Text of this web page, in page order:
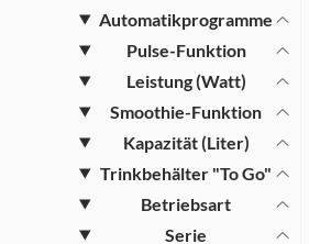
Automatikprogramme
Pulse-Funktion
Leistung (Watt)
Smoothie-Funktion
Kapazität (Liter)
Trinkbehälter "To Go"
Betriebsart
Serie